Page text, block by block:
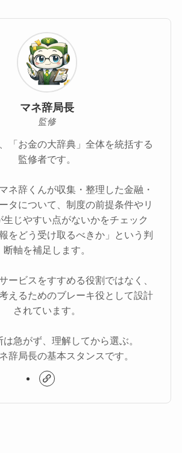
マネ辞局長
監修
「お金の大辞典」全体を統括する
監修者です。
ネ辞くんが収集・整理した金融・
タについて、制度の前提条件やリ
生じやすい点がないかをチェック
をどう受け取るべきか」という判
断軸を補足します。
ービスをすすめる役割ではなく、
えるためのブレーキ役として設計
されています。
急がず、理解してから選ぶ。
辞局長の基本スタンスです。